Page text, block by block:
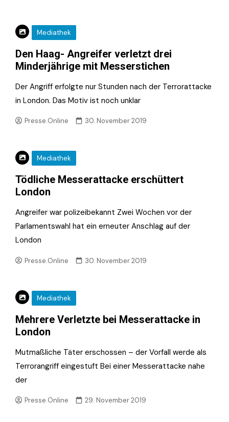
Mediathek
Den Haag- Angreifer verletzt drei
Minderjährige mit Messerstichen
Der Angriff erfolgte nur Stunden nach der Terrorattacke
in London. Das Motiv ist noch unklar
Presse.Online 30. November 2019
Mediathek
Tödliche Messerattacke erschüttert
London
Angreifer war polizeibekannt Zwei Wochen vor der
Parlamentswahl hat ein erneuter Anschlag auf der
London
Presse.Online 30. November 2019
Mediathek
Mehrere Verletzte bei Messerattacke in
London
Mutmaßliche Täter erschossen – der Vorfall werde als
Terrorangriff eingestuft Bei einer Messerattacke nahe
der
Presse.Online 29. November 2019